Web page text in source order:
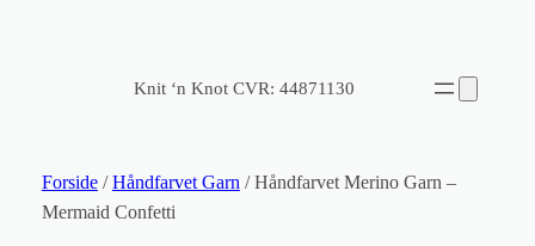
Knit ‘n Knot CVR: 44871130
Forside/Håndfarvet Garn / Håndfarvet Merino Garn –
Mermaid Confetti